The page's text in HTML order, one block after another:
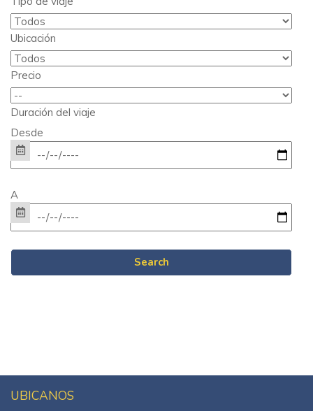
Ubicación
Precio
Duración del viaje
Desde
A
UBICANOS